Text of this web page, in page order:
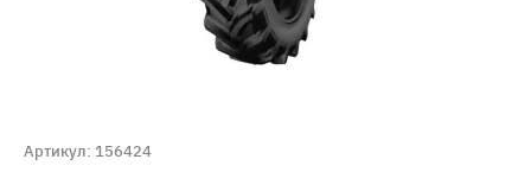
Артикул: 156424